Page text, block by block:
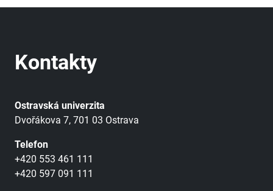
Kontakty
Ostravská univerzita
Dvořákova 7, 701 03 Ostrava
Telefon
+420 553 461 111
+420 597 091 111